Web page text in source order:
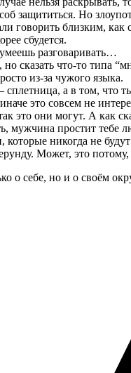
защититься. Но
говорить близким,
сбудется.
разговаривать…
сказать что-то типа
из-за чужого языка.
а в том, что
это совсем не
это они могут. А как
мужчина простит тебе
никогда не
Может, это
о себе, но и о своём